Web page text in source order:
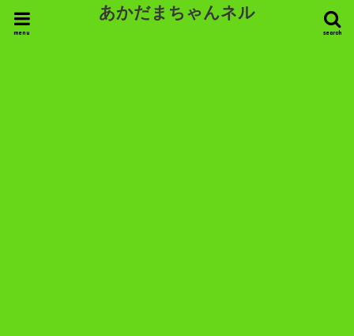
あかだまちゃんネル
search
menu